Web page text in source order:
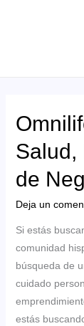
Salud,
de
Deja un
Si estás
comunidad
búsqueda de
cuidado
estás